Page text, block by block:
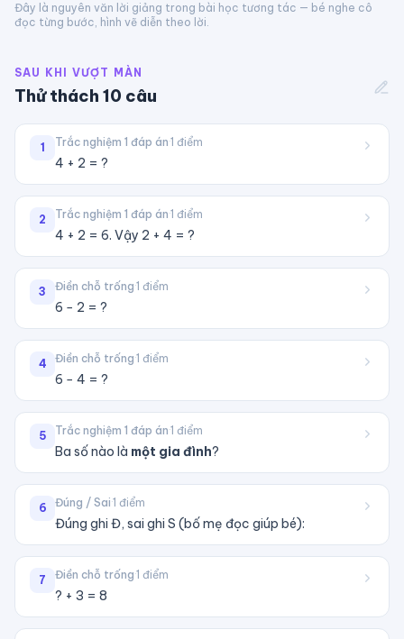
Đây là nguyên văn lời giảng trong bài học tương tác — bé nghe cô
đọc từng bước, hình vẽ diễn theo lời.
SAU KHI VƯỢT MÀN
Thử thách 10 câu
1 Trắc nghiệm 1 đáp án·1 điểm
4 + 2 = ?
2 Trắc nghiệm 1 đáp án·1 điểm
4 + 2 = 6. Vậy 2 + 4 = ?
3 Điền chỗ trống·1 điểm
6 − 2 = ?
4 Điền chỗ trống·1 điểm
6 − 4 = ?
5 Trắc nghiệm 1 đáp án·1 điểm
Ba số nào là một gia đình?
6 Đúng / Sai·1 điểm
Đúng ghi Đ, sai ghi S (bố mẹ đọc giúp bé):
7 Điền chỗ trống·1 điểm
? + 3 = 8